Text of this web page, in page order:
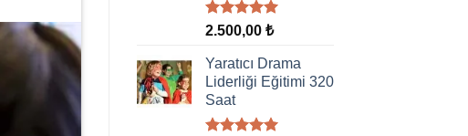
5 üzerinden
oy
aldı
2.500,00 ₺
Yaratıcı Drama
Liderliği Eğitimi 320
Saat